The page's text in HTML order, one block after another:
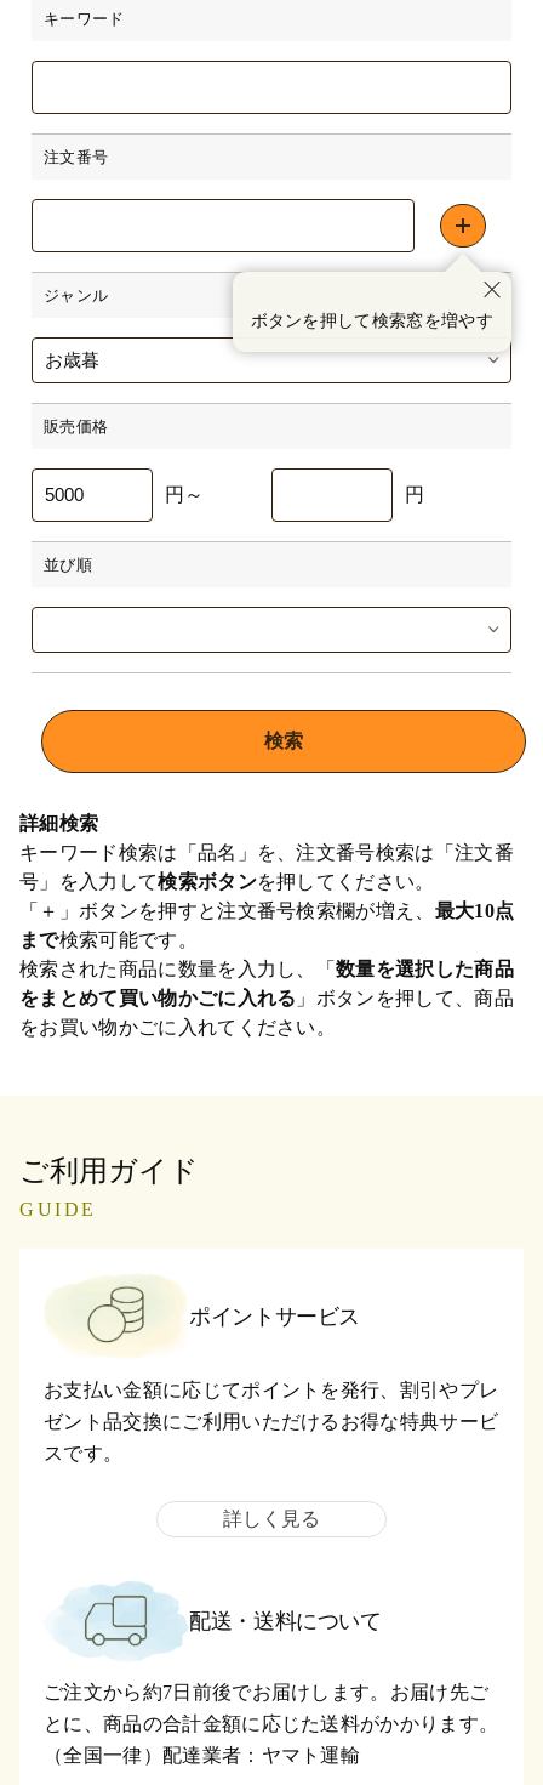
キーワード
注文番号
＋
ボタンを押して検索窓を増やす
閉
る
ジャンル
販売価格
円～ 円
並び順
詳細検索
キーワード検索は「品名」を、注文番号検索は「注文番
号」を入力して検索ボタンを押してください。
「＋」ボタンを押すと注文番号検索欄が増え、 最大10点
まで検索可能です。
検索された商品に数量を入力し、「数量を選択した商品
をまとめて買い物かごに入れる 」ボタンを押して、商品
をお買い物かごに入れてください。
ご利用ガイド
GUIDE
ポイントサービス
お支払い金額に応じてポイントを発行、割引やプレ
ゼント品交換にご利用いただけるお得な特典サービ
スです。
詳しく見る
配送・送料について
ご注文から約7日前後でお届けします。お届け先ご
とに、商品の合計金額に応じた送料がかかります。
（全国一律）配達業者：ヤマト運輸